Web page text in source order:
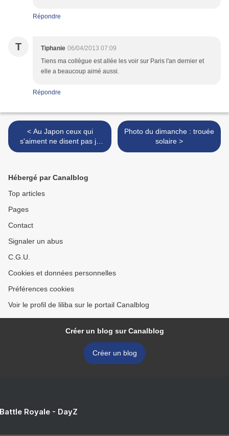
Répondre
T Tiphanie 06/04/2013 07:09
Tiens ma collègue est allée les voir sur Paris l'an dernier et
elle a beaucoup aimé aussi.
Répondre
< Au Japon ceux qui
s'aiment ne disent pas je
t'aime - Elena JANVIER
Photo du dimanche : trouée
solaire >
Hébergé par Canalblog
Top articles
Pages
Contact
Signaler un abus
C.G.U.
Cookies et données personnelles
Préférences cookies
Voir le profil de liliba sur le portail Canalblog
Créer un blog sur Canalblog
Créer un blog
Royale - DayZ